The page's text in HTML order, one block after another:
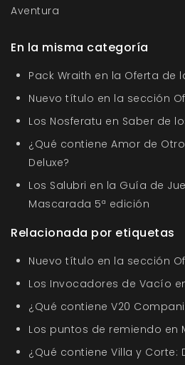
Aventura
En la misma categoría
Pack Wraith en la Oferta de
Nuevo título en la sección
Los Nosferatu en Saber de
¿Qué contiene Amor de
Deluxe?
Los Salubri en la Guía de
Mascarada 5ª edición
Relacionada por etiquetas
Nuevo título en la sección
Los Invocadores de Vacío
¿Qué contiene V20
Los puntos de remiendo en
¿Qué contiene Villa y Corte: